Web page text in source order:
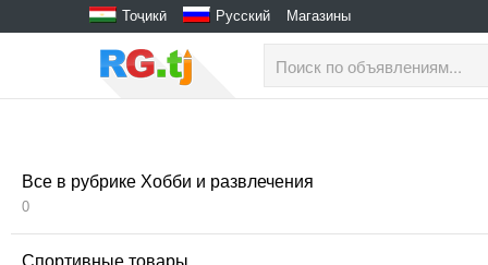
Тоҷикӣ Русский Магазины
Все в рубрике Хобби и развлечения
0
Спортивные товары